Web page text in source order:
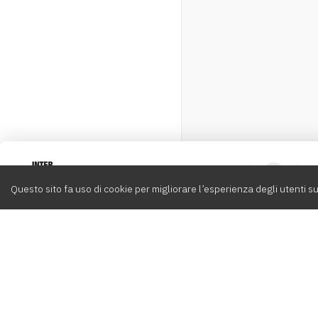
Questo sito fa uso di cookie per migliorare l’esperienza degli utenti